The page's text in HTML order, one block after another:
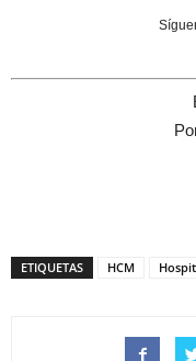
ETIQUETAS HCM